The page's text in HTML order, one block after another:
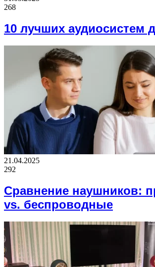
268
10 лучших аудиосистем
21.04.2025
292
Сравнение наушников:
vs. беспроводные